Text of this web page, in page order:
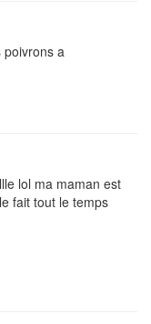
a
lol ma maman est
fait tout le temps